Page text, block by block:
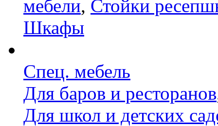
мебели, Стойки
Шкафы
Спец. мебель
Для баров и ресторанов
Для школ и детских